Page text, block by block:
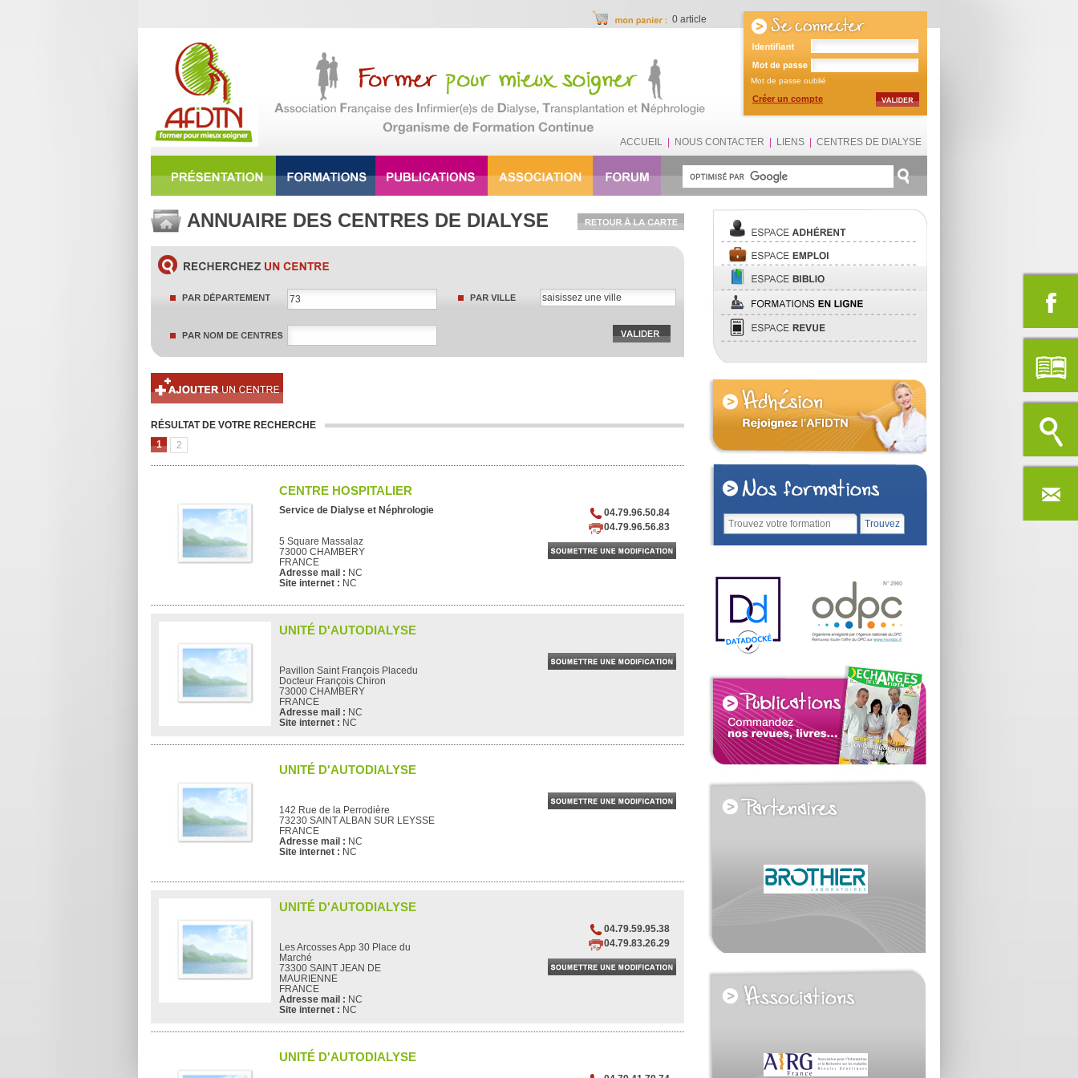
0 article
Mot de passe oublié
Créer un compte
ACCUEIL NOUS CONTACTER LIENS CENTRES DE DIALYSE
ANNUAIRE DES CENTRES DE DIALYSE
RÉSULTAT DE VOTRE RECHERCHE
1
2
CENTRE HOSPITALIER
Service de Dialyse et Néphrologie
5 Square Massalaz
73000 CHAMBERY
FRANCE
Adresse mail : NC
Site internet : NC
04.79.96.50.84
04.79.96.56.83
UNITÉ D'AUTODIALYSE
Pavillon Saint François Placedu
Docteur François Chiron
73000 CHAMBERY
FRANCE
Adresse mail : NC
Site internet : NC
UNITÉ D'AUTODIALYSE
142 Rue de la Perrodière
73230 SAINT ALBAN SUR LEYSSE
FRANCE
Adresse mail : NC
Site internet : NC
UNITÉ D'AUTODIALYSE
Les Arcosses App 30 Place du
Marché
73300 SAINT JEAN DE
MAURIENNE
FRANCE
Adresse mail : NC
Site internet : NC
04.79.59.95.38
04.79.83.26.29
UNITÉ D'AUTODIALYSE